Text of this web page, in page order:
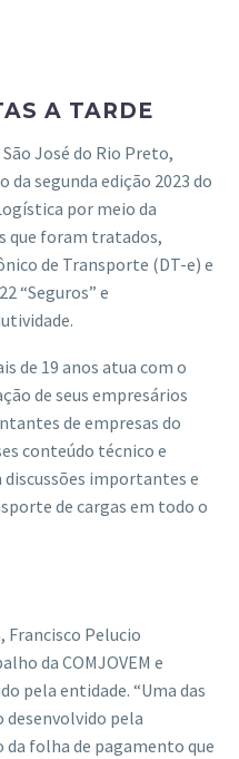
A TARDE
José do Rio Preto,
segunda edição 2023 do
por meio da
que foram tratados,
de Transporte (DT-e) e
“Seguros” e
de 19 anos atua com o
de seus empresários
de empresas do
conteúdo técnico e
importantes e
de cargas em todo o
Francisco Pelucio
da COMJOVEM e
pela entidade. “Uma das
pela
da folha de pagamento que